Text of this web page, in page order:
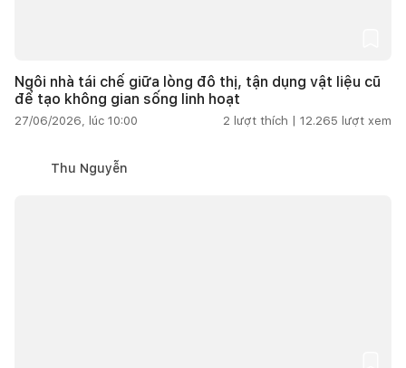
Ngôi nhà tái chế giữa lòng đô thị, tận dụng vật liệu cũ
để tạo không gian sống linh hoạt
27/06/2026, lúc 10:00 2 lượt thích | 12.265 lượt xem
Thu Nguyễn